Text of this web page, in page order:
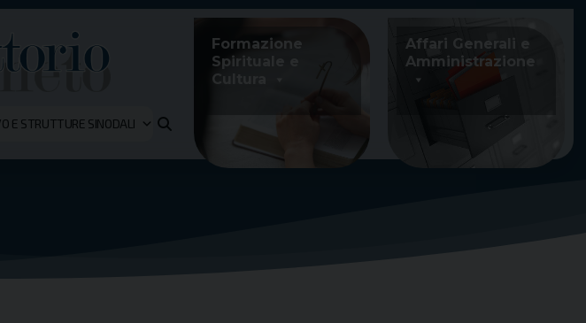
E STRUTTURE SINODALI
Formazione
Spirituale e
Cultura
Affari Generali e
Amministrazione